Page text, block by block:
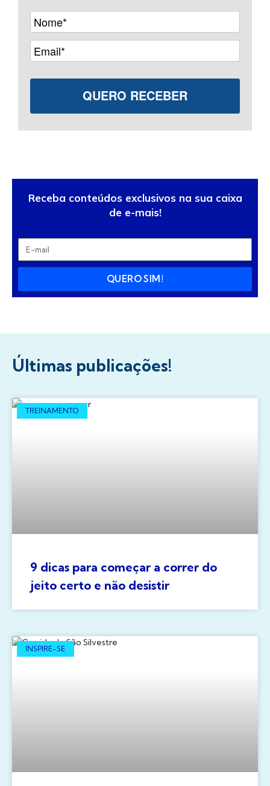
Receba conteúdos exclusivos na sua caixa
de e-mais!
QUERO SIM!
Últimas publicações!
TREINAMENTO
9 dicas para começar a correr do
jeito certo e não desistir
INSPIRE-SE